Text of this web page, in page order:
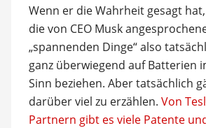
Wenn er die Wahrheit gesagt
die von CEO Musk
„spannenden Dinge“ also
ganz überwiegend auf Batterien
Sinn beziehen. Aber tatsächlich
darüber viel zu erzählen. Von
Partnern gibt es viele Patente